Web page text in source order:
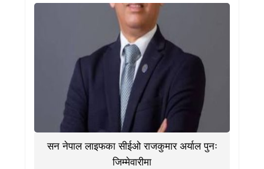
सन नेपाल लाइफका सीईओ राजकुमार अर्याल पुनः
जिम्मेवारीमा